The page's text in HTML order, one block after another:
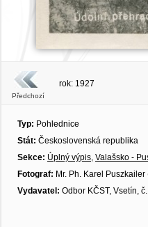
Předchozí
rok: 1927
Typ: Pohlednice
Stát: Československá republika
Sekce: Úplný výpis, Valašsko -
Fotograf: Mr. Ph. Karel
Vydavatel: Odbor KČST, Vsetín,